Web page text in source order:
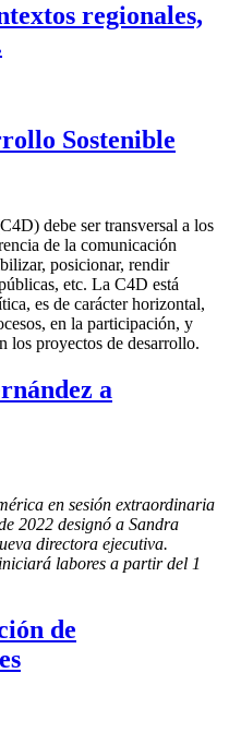
regionales,
Sostenible
debe ser transversal a los
de la comunicación
posicionar, rendir
etc. La C4D está
es de carácter horizontal,
en la participación, y
los proyectos de desarrollo.
a
en sesión extraordinaria
2022 designó a Sandra
directora ejecutiva.
labores a partir del 1
de